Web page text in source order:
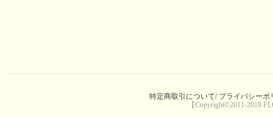
特定商取引について/ プライバシーポ
【Copyright©2011-2018